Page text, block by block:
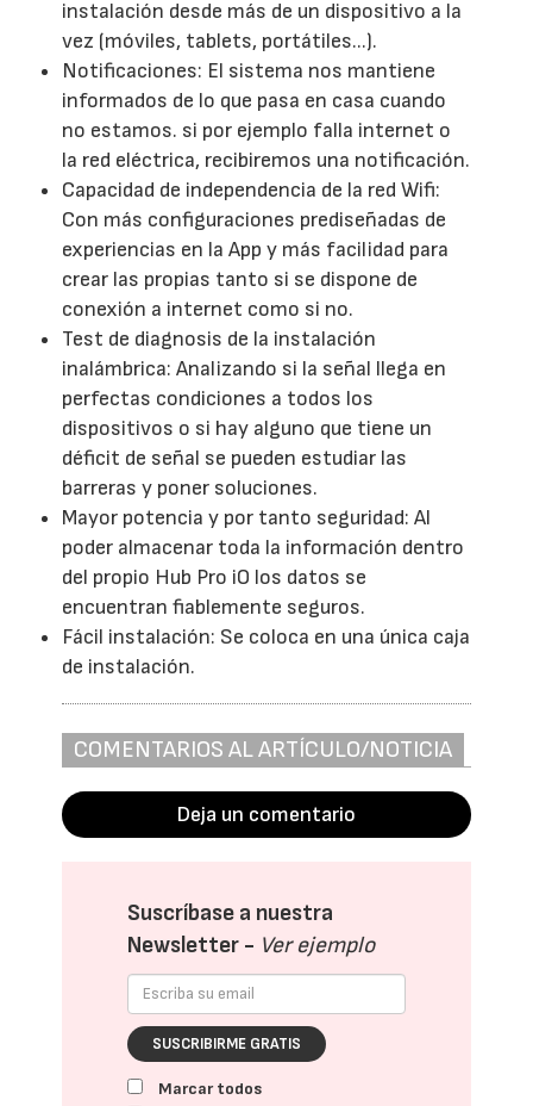
instalación desde más de un dispositivo a la
vez (móviles, tablets, portátiles...).
Notificaciones: El sistema nos mantiene
informados de lo que pasa en casa cuando
no estamos. si por ejemplo falla internet o
la red eléctrica, recibiremos una notificación.
Capacidad de independencia de la red Wifi:
Con más configuraciones prediseñadas de
experiencias en la App y más facilidad para
crear las propias tanto si se dispone de
conexión a internet como si no.
Test de diagnosis de la instalación
inalámbrica: Analizando si la señal llega en
perfectas condiciones a todos los
dispositivos o si hay alguno que tiene un
déficit de señal se pueden estudiar las
barreras y poner soluciones.
Mayor potencia y por tanto seguridad: Al
poder almacenar toda la información dentro
del propio Hub Pro iO los datos se
encuentran fiablemente seguros.
Fácil instalación: Se coloca en una única caja
de instalación.
COMENTARIOS AL ARTÍCULO/NOTICIA
Deja un comentario
Suscríbase a nuestra
Newsletter - Ver ejemplo
SUSCRIBIRME GRATIS
Marcar todos